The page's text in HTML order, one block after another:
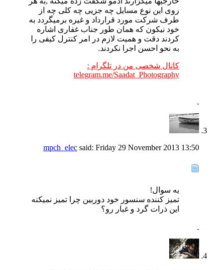
روی این نوع مسایل چه جزیی چه کلی چه از
طرف شرکت مورد قرارداد و غیره برمیگردد به
خود نیکون که همان طور جناب غفاری اشاره
کردند دقت و همیت لازم در امر کنترل کیفی را
به نحو احسن اجرا نکردند.
کانال شخصی من در تلگرام :
telegram.me/Saadat_Photography
mpch_elec said: Friday 29 November 2013 13:50
یه سوال!
تمیز کننده سنسور خود دوربین چرا تمیز نمیکنه
این ذرات گرد و غبار رو؟